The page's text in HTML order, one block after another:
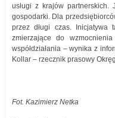
usługi z krajów partnerskich.
gospodarki. Dla
przez długi czas.
zmierzające do
współdziałania – wynika z
Kollar – rzecznik prasowy
Fot. Kazimierz Netka